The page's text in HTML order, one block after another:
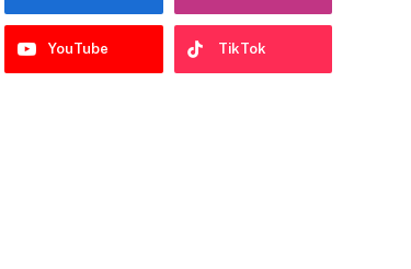
YouTube TikTok